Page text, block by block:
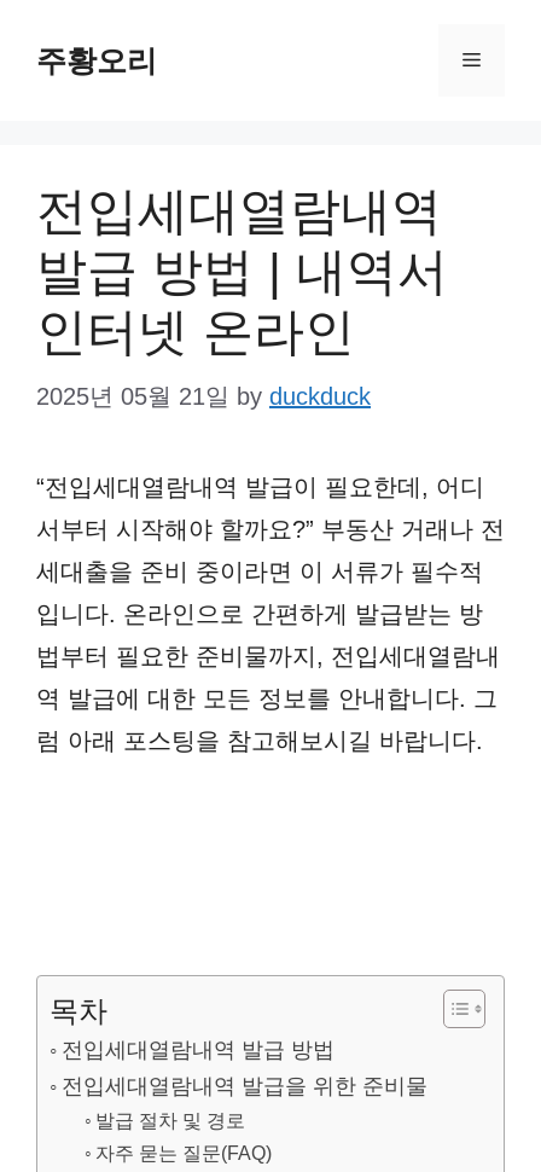
주황오리 Menu
전입세대열람내역
발급 방법 | 내역서
인터넷 온라인
2025년 05월 21일 by duckduck
“전입세대열람내역 발급이 필요한데, 어디
서부터 시작해야 할까요?” 부동산 거래나 전
세대출을 준비 중이라면 이 서류가 필수적
입니다. 온라인으로 간편하게 발급받는 방
법부터 필요한 준비물까지, 전입세대열람내
역 발급에 대한 모든 정보를 안내합니다. 그
럼 아래 포스팅을 참고해보시길 바랍니다.
목차
전입세대열람내역 발급 방법
전입세대열람내역 발급을 위한 준비물
발급 절차 및 경로
자주 묻는 질문(FAQ)